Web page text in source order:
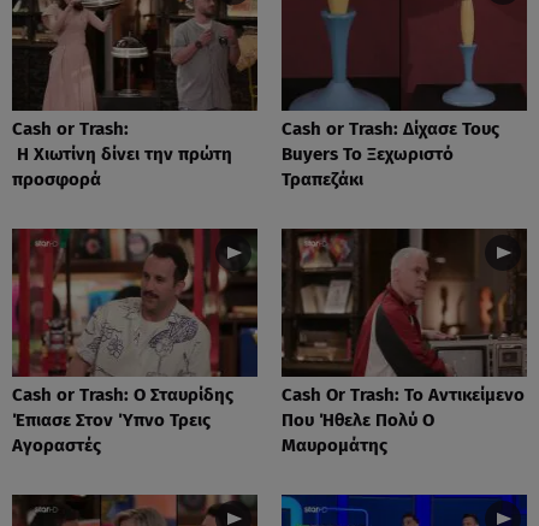
Cash or Trash:
Η Χιωτίνη δίνει την πρώτη
προσφορά
Cash or Trash: Δίχασε Τους
Buyers Το Ξεχωριστό
Τραπεζάκι
Cash or Trash: Ο Σταυρίδης
Έπιασε Στον Ύπνο Τρεις
Αγοραστές
Cash Or Trash: Το Αντικείμενο
Που Ήθελε Πολύ Ο
Μαυρομάτης